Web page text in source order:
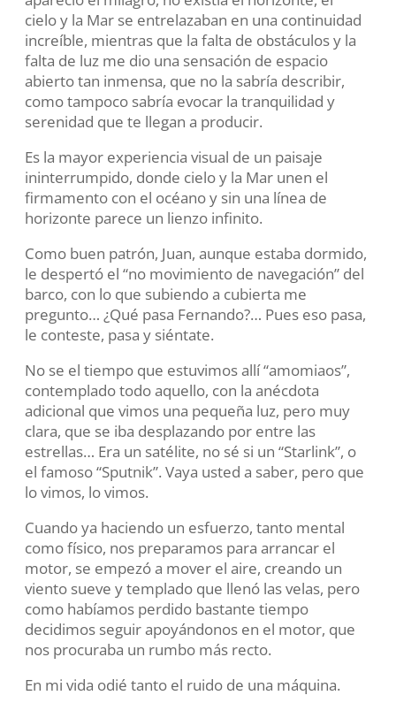
cielo y la Mar se entrelazaban en una continuidad
increíble, mientras que la falta de obstáculos y la
falta de luz me dio una sensación de espacio
abierto tan inmensa, que no la sabría describir,
como tampoco sabría evocar latranquilidad y
serenidad que te llegan a producir.
Es la mayor experiencia visual de un paisaje
ininterrumpido, donde cielo y la Mar unen el
firmamento con el océano y sin una línea de
horizonte parece un lienzo infinito.
Como buen patrón, Juan, aunque estaba dormido,
le despertó el “no movimiento de navegación” del
barco, con lo que subiendo a cubierta me
pregunto… ¿Qué pasa Fernando?… Pues eso pasa,
le conteste, pasa y siéntate.
No se el tiempo que estuvimos allí “amomiaos”,
contemplado todo aquello, con la anécdota
adicional que vimos una pequeña luz, pero muy
clara, que se iba desplazando por entre las
estrellas… Era un satélite, no sé si un “Starlink”, o
el famoso “Sputnik”. Vaya usted a saber, pero que
lo vimos, lo vimos.
Cuando ya haciendo un esfuerzo, tanto mental
como físico, nos preparamos para arrancar el
motor, se empezó a mover el aire, creando un
viento sueve y templado que llenó las velas, pero
como habíamos perdido bastante tiempo
decidimos seguir apoyándonos en el motor, que
nos procuraba un rumbo más recto.
En mi vida odié tanto el ruido de una máquina.